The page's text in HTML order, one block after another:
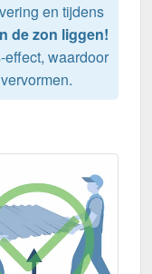
en tijdens
de zon liggen!
waardoor